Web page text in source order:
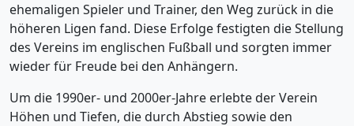
ehemaligen Spieler und Trainer, den Weg zurück in die
höheren Ligen fand. Diese Erfolge festigten die Stellung
des Vereins im englischen Fußball und sorgten immer
wieder für Freude bei den Anhängern.
Um die 1990er- und 2000er-Jahre erlebte der Verein
Höhen und Tiefen, die durch Abstieg sowie den